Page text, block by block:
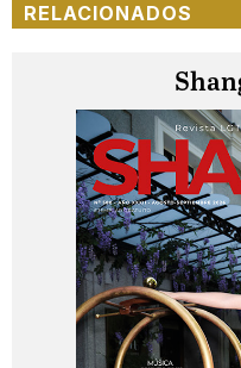
RELACIONADOS